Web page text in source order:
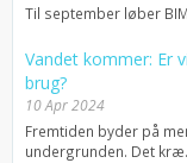
Til september løber
Vandet kommer: Er
brug?
10 Apr 2024
Fremtiden byder på
undergrunden. Det